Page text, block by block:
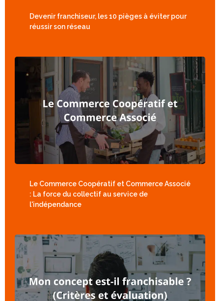
Devenir franchiseur, les 10 pièges à éviter pour
réussir son réseau
Le Commerce Coopératif et Commerce Associé
: La force du collectif au service de
l'indépendance